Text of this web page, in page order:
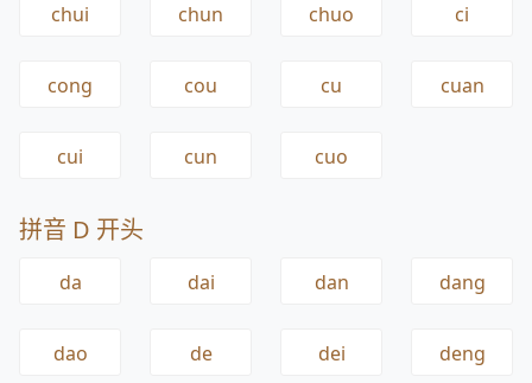
chui chun chuo ci
cong cou cu cuan
cui cun cuo
拼音 D 开头
da dai dan dang
dao de dei deng